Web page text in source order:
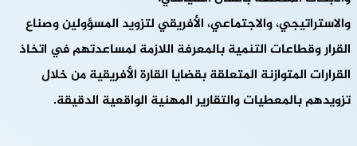
والاستراتيجي، والاجتماعي، الأفريقي لتزويد المسؤولين وصناع
القرار وقطاعات التنمية بالمعرفة اللازمة لمساعدتهم في اتخاذ
القرارات المتوازنة المتعلقة بقضايا القارة الأفريقية من خلال
تزويدهم بالمعطيات والتقارير المهنية الواقعية الدقيقة.